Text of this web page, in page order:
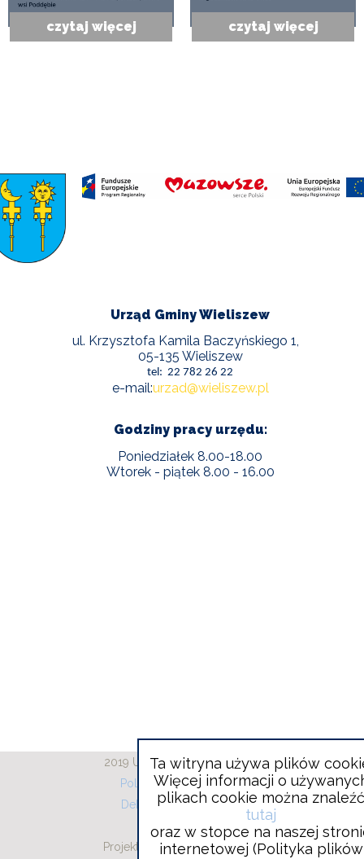
Ta witryna używa plików
Więcej informacji o
plikach cookie można znaleźć
tutaj
oraz w stopce na naszej
internetowej (Polityka plików
czytaj więcej czytaj więcej
Urząd Gminy Wieliszew
ul. Krzysztofa Kamila Baczyńskiego 1,
05-135 Wieliszew
tel: 22 782 26 22
e-mail:urzad@wieliszew.pl
Godziny pracy urzędu:
Poniedziałek 8.00-18.00
Wtorek - piątek 8.00 - 16.00
2019 Urząd Gminy Wieliszew
Polityka plików cookies
Deklaracja dostępności
Projekt i wykonanie:Will
Vobacom